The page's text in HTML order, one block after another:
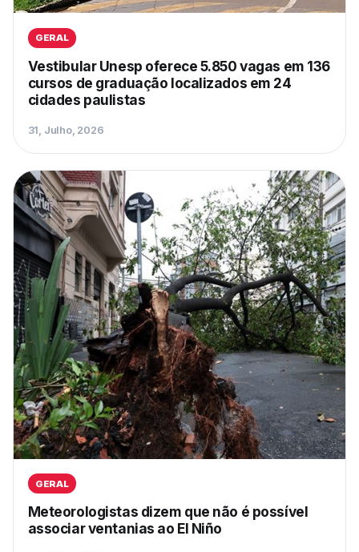
GERAL
Vestibular Unesp oferece 5.850 vagas em 136
cursos de graduação localizados em 24
cidades paulistas
31, Julho, 2026
GERAL
Meteorologistas dizem que não é possível
associar ventanias ao El Niño